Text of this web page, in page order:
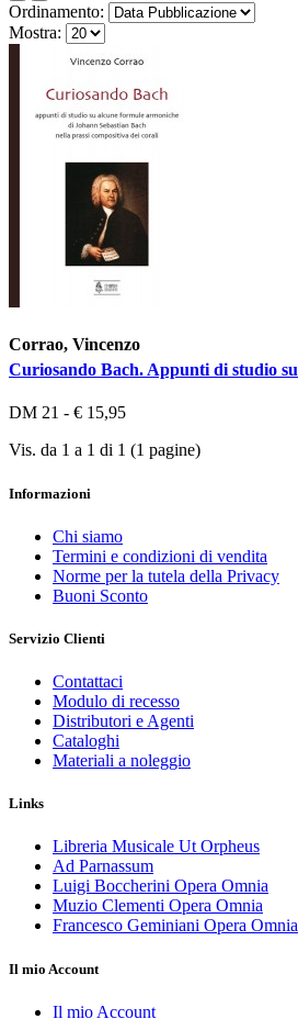
Ordinamento:
Mostra:
Corrao, Vincenzo
Curiosando Bach. Appunti di studio
DM 21 - € 15,95
Vis. da 1 a 1 di 1 (1 pagine)
Informazioni
Chi siamo
Termini e condizioni di vendita
Norme per la tutela della Privacy
Buoni Sconto
Servizio Clienti
Contattaci
Modulo di recesso
Distributori e Agenti
Cataloghi
Materiali a noleggio
Links
Libreria Musicale Ut Orpheus
Ad Parnassum
Luigi Boccherini Opera Omnia
Muzio Clementi Opera Omnia
Francesco Geminiani Opera Omnia
Il mio Account
Il mio Account